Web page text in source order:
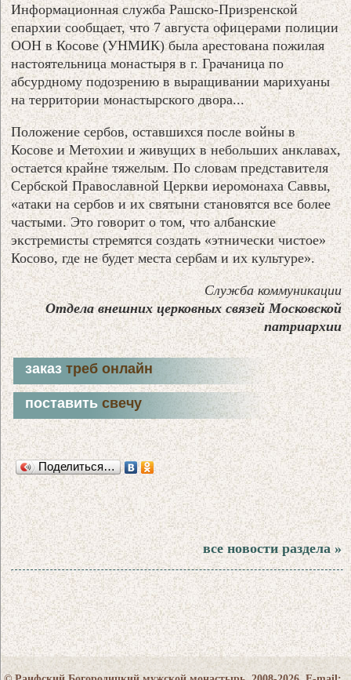
Информационная служба Рашско-Призренской
епархии сообщает, что 7 августа офицерами полиции
ООН в Косове (УНМИК) была арестована пожилая
настоятельница монастыря в г. Грачаница по
абсурдному подозрению в выращивании марихуаны
на территории монастырского двора...
Положение сербов, оставшихся после войны в
Косове и Метохии и живущих в небольших анклавах,
остается крайне тяжелым. По словам представителя
Сербской Православной Церкви иеромонаха Саввы,
«атаки на сербов и их святыни становятся все более
частыми. Это говорит о том, что албанские
экстремисты стремятся создать «этнически чистое»
Косово, где не будет места сербам и их культуре».
Служба коммуникации
Отдела внешних церковных связей Московской
патриархии
заказтреб онлайн
поставитьсвечу
Поделиться…
все новости раздела »